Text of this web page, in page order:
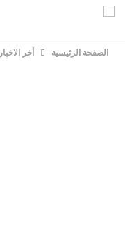
الصفحة الرئيسية أخر الاخبار